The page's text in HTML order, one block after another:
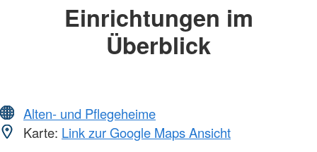
Einrichtungen im
Überblick
Alten- und Pflegeheime
Karte: Link zur Google Maps Ansicht